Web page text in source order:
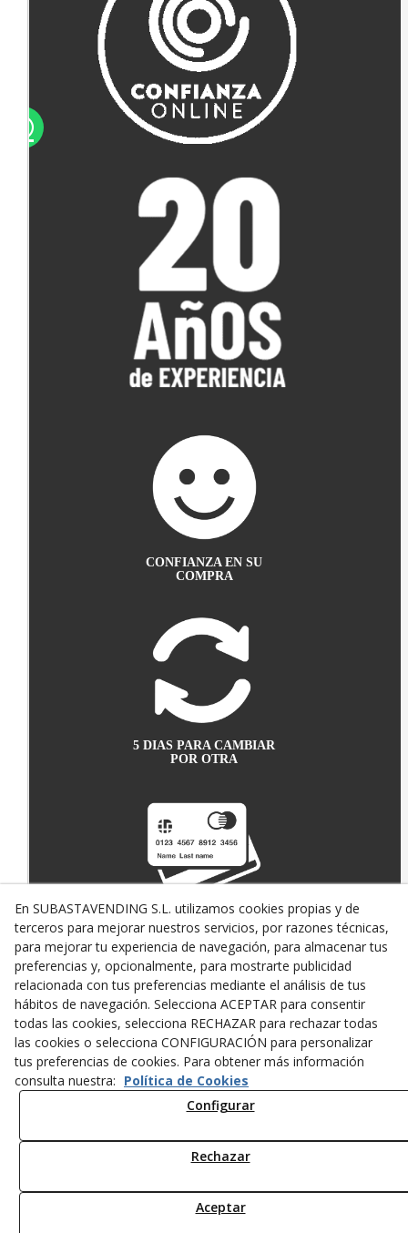
CONFIANZA EN SU
COMPRA
5 DIAS PARA CAMBIAR
POR OTRA
PAGO SEGURO CON
TARJETA DE CRÉDITO
TRANSPORTE
En SUBASTAVENDING S.L. utilizamos cookies propias y de
terceros para mejorar nuestros servicios, por razones técnicas,
para mejorar tu experiencia de navegación, para almacenar tus
preferencias y, opcionalmente, para mostrarte publicidad
relacionada con tus preferencias mediante el análisis de tus
hábitos de navegación. Selecciona ACEPTAR para consentir
todas las cookies, selecciona RECHAZAR para rechazar todas
las cookies o selecciona CONFIGURACIÓN para personalizar
tus preferencias de cookies. Para obtener más información
consulta nuestra: Política de Cookies
Configurar
Rechazar
Aceptar